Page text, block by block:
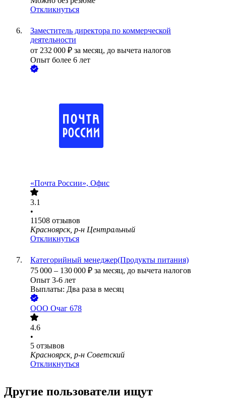
Откликнуться
Заместитель директора по коммерческой
деятельности
от 232 000 ₽ за месяц, до вычета налогов
Опыт более 6 лет
«Почта России», Офис
3.1
•
11508 отзывов
Красноярск, р-н Центральный
Откликнуться
Категорийный менеджер(Продукты питания)
75 000 – 130 000 ₽ за месяц, до вычета налогов
Опыт 3-6 лет
Выплаты: Два раза в месяц
ООО Очаг 678
4.6
•
5 отзывов
Красноярск, р-н Советский
Откликнуться
Другие пользователи ищут